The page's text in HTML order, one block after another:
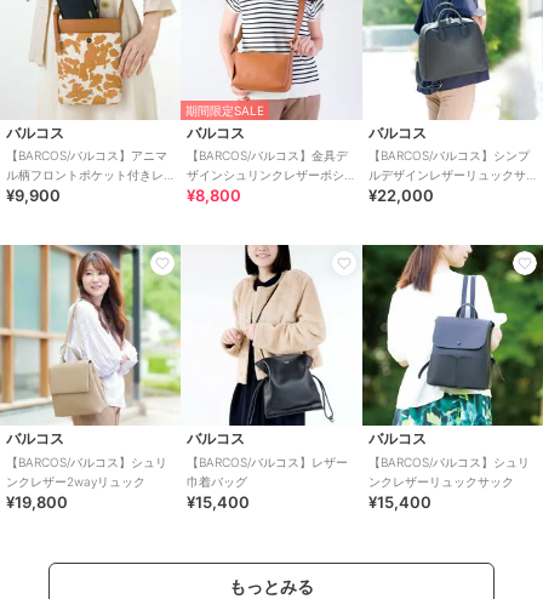
バルコス
【BARCOS/バルコス】アニマ
ル柄フロントポケット付きレ
ザーポシェット
¥9,900
期間限定SALE
バルコス
【BARCOS/バルコス】金具デ
ザインシュリンクレザーポシ
ェット
¥8,800
バルコス
【BARCOS/バルコス】シンプ
ルデザインレザーリュックサ
ック
¥22,000
バルコス
【BARCOS/バルコス】シュリ
ンクレザー2wayリュック
¥19,800
バルコス
【BARCOS/バルコス】レザー
巾着バッグ
¥15,400
バルコス
【BARCOS/バルコス】シュリ
ンクレザーリュックサック
¥15,400
もっとみる